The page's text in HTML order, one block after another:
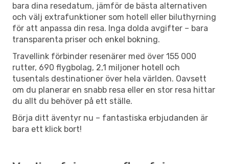
bara dina resedatum, jämför de bästa alternativen
och välj extrafunktioner som hotell eller biluthyrning
för att anpassa din resa. Inga dolda avgifter – bara
transparenta priser och enkel bokning.
Travellink förbinder resenärer med över 155 000
rutter, 690 flygbolag, 2,1 miljoner hotell och
tusentals destinationer över hela världen. Oavsett
om du planerar en snabb resa eller en stor resa hittar
du allt du behöver på ett ställe.
Börja ditt äventyr nu – fantastiska erbjudanden är
bara ett klick bort!